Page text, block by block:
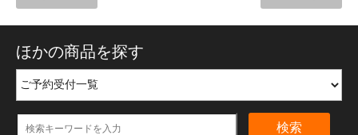
ほかの商品を探す
検索